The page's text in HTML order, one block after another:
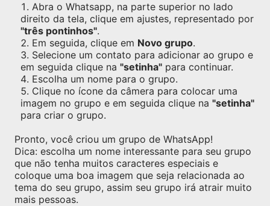
Abra o Whatsapp, na parte superior no lado
direito da tela, clique em ajustes, representado por
"três pontinhos".
Em seguida, clique em Novo grupo.
Selecione um contato para adicionar ao grupo e
em seguida clique na "setinha" para continuar.
Escolha um nome para o grupo.
Clique no ícone da câmera para colocar uma
imagem no grupo e em seguida clique na "setinha"
para criar o grupo.
Pronto, você criou um grupo de WhatsApp!
Dica: escolha um nome interessante para seu grupo
que não tenha muitos caracteres especiais e
coloque uma boa imagem que seja relacionada ao
tema do seu grupo, assim seu grupo irá atrair muito
mais pessoas.